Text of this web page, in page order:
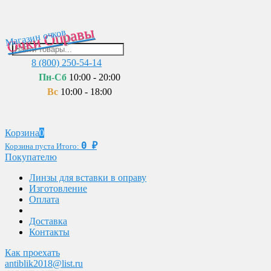
Очки Оправы
Магазин очков
8 (800) 250-54-14
Пн-Сб 10:00 - 20:00
Вс 10:00 - 18:00
Корзина0
Корзина пуста Итого: 0 ₽
Покупателю
Линзы для вставки в оправу
Изготовление
Оплата
Доставка
Контакты
Как проехать
antiblik2018@list.ru